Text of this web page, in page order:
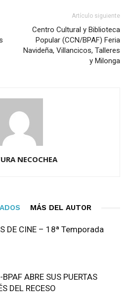
Artículo siguiente
Centro Cultural y Biblioteca
Popular (CCN/BPAF) Feria
Navideña, Villancicos, Talleres
y Milonga
NECOCHEA
MÁS DEL AUTOR
DE CINE – 18ª Temporada
BPAF ABRE SUS PUERTAS
DEL RECESO